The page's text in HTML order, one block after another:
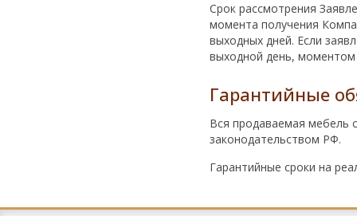
Срок рассмотрения
момента получения
выходных дней. Если
выходной день, моментом
Гарантийные
Вся продаваемая мебель
законодательством РФ.
Гарантийные сроки на